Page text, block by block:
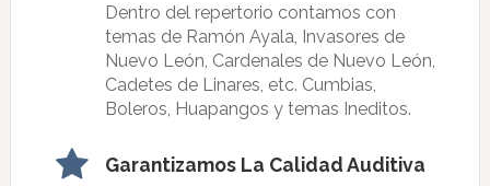
Dentro del repertorio contamos con
temas de Ramón Ayala, Invasores de
Nuevo León, Cardenales de Nuevo León,
Cadetes de Linares, etc. Cumbias,
Boleros, Huapangos y temas Ineditos.
Garantizamos La Calidad Auditiva